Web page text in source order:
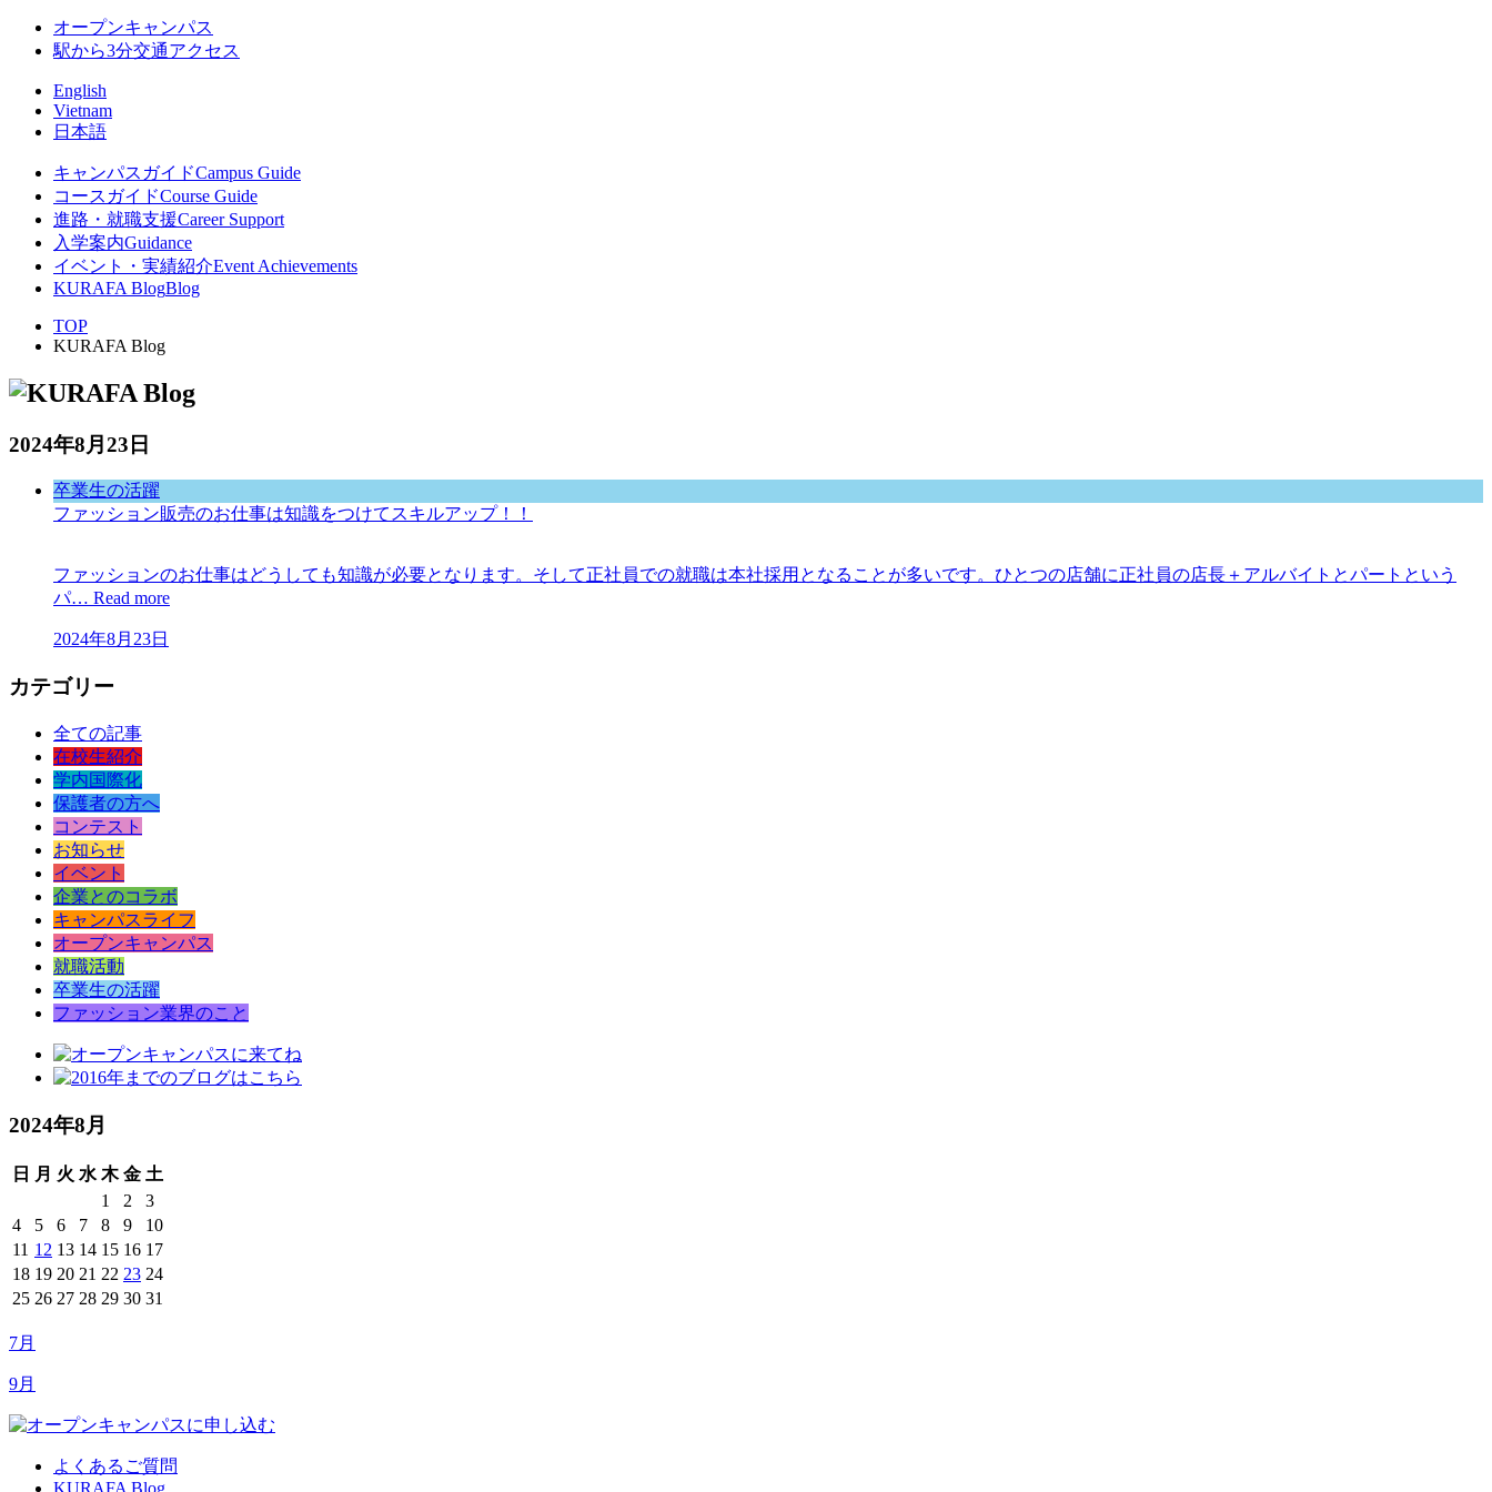
オープンキャンパス
駅から3分交通アクセス
English
Vietnam
日本語
キャンパスガイドCampus Guide
コースガイドCourse Guide
進路・就職支援Career Support
入学案内Guidance
イベント・実績紹介Event Achievements
KURAFA BlogBlog
TOP
KURAFA Blog
2024年8月23日
卒業生の活躍
ファッション販売のお仕事は知識をつけてスキルアップ！！
ファッションのお仕事はどうしても知識が必要となります。そして正社員での就職は本社採用となることが多いです。ひとつの店舗に正社員の店長＋アルバイトとパートという
パ… Read more
2024年8月23日
カテゴリー
全ての記事
在校生紹介
学内国際化
保護者の方へ
コンテスト
お知らせ
イベント
企業とのコラボ
キャンパスライフ
オープンキャンパス
就職活動
卒業生の活躍
ファッション業界のこと
2024年8月
日 月 火 水 木 金 土
1
2
3
4
5 6 7 8 9
10
11 12 13 14 15 16 17
18 19 20 21 22 23 24
25 26 27 28 29 30 31
7月
9月
よくあるご質問